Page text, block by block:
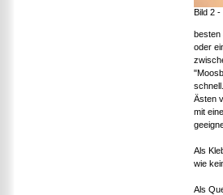
Bild 2 -
besten
oder
Ästen
mit
Als
wie
Als